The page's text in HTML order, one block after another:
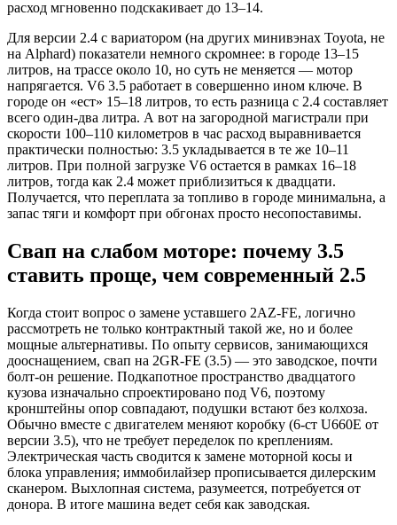
расход мгновенно подскакивает до 13–14.
Для версии 2.4 с вариатором (на других минивэнах Toyota, не
на Alphard) показатели немного скромнее: в городе 13–15
литров, на трассе около 10, но суть не меняется — мотор
напрягается. V6 3.5 работает в совершенно ином ключе. В
городе он «ест» 15–18 литров, то есть разница с 2.4 составляет
всего один-два литра. А вот на загородной магистрали при
скорости 100–110 километров в час расход выравнивается
практически полностью: 3.5 укладывается в те же 10–11
литров. При полной загрузке V6 остается в рамках 16–18
литров, тогда как 2.4 может приблизиться к двадцати.
Получается, что переплата за топливо в городе минимальна, а
запас тяги и комфорт при обгонах просто несопоставимы.
Свап на слабом моторе: почему 3.5
ставить проще, чем современный 2.5
Когда стоит вопрос о замене уставшего 2AZ-FE, логично
рассмотреть не только контрактный такой же, но и более
мощные альтернативы. По опыту сервисов, занимающихся
дооснащением, свап на 2GR-FE (3.5) — это заводское, почти
болт-он решение. Подкапотное пространство двадцатого
кузова изначально спроектировано под V6, поэтому
кронштейны опор совпадают, подушки встают без колхоза.
Обычно вместе с двигателем меняют коробку (6-ст U660E от
версии 3.5), что не требует переделок по креплениям.
Электрическая часть сводится к замене моторной косы и
блока управления; иммобилайзер прописывается дилерским
сканером. Выхлопная система, разумеется, потребуется от
донора. В итоге машина ведет себя как заводская.